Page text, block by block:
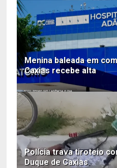
Menina baleada em
Caxias recebe alta
Polícia trava tiroteio
Duque de Caxias